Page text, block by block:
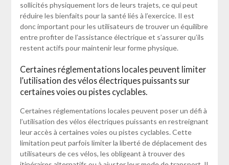
sollicités physiquement lors de leurs trajets, ce qui peut
réduire les bienfaits pour la santé liés à l’exercice. Il est
donc important pour les utilisateurs de trouver un équilibre
entre profiter de l’assistance électrique et s’assurer qu’ils
restent actifs pour maintenir leur forme physique.
Certaines réglementations locales peuvent limiter
l’utilisation des vélos électriques puissants sur
certaines voies ou pistes cyclables.
Certaines réglementations locales peuvent poser un défi à
l’utilisation des vélos électriques puissants en restreignant
leur accès à certaines voies ou pistes cyclables. Cette
limitation peut parfois limiter la liberté de déplacement des
utilisateurs de ces vélos, les obligeant à trouver des